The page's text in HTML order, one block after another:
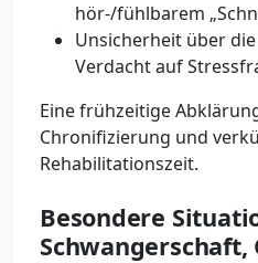
hör-/fühlbarem
Unsicherheit über
Verdacht auf
Eine frühzeitige
Chronifizierung und
Rehabilitationszeit.
Besondere